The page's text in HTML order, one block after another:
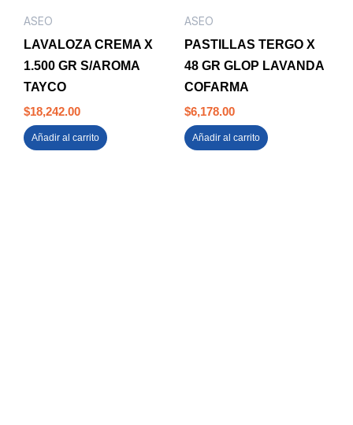
ASEO
LAVALOZA CREMA X
1.500 GR S/AROMA
TAYCO
$18,242.00
Añadir al carrito
ASEO
PASTILLAS TERGO X
48 GR GLOP LAVANDA
COFARMA
$6,178.00
Añadir al carrito